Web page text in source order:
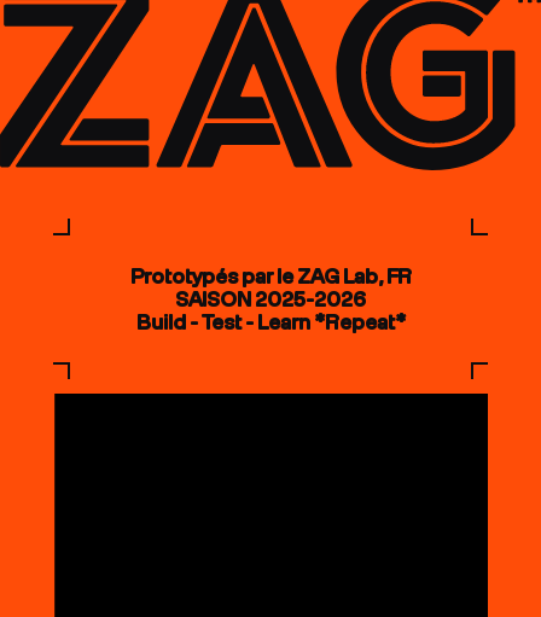
Prototypés par le ZAG Lab, FR
SAISON 2025-2026
Build - Test - Learn *Repeat*